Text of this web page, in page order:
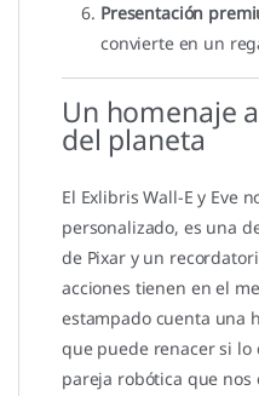
Presentación
convierte en un
Un homenaje
del planeta
El Exlibris Wall-E y Eve
personalizado, es una
de Pixar y un
acciones tienen en el
estampado cuenta una
que puede renacer si lo
pareja robótica que nos